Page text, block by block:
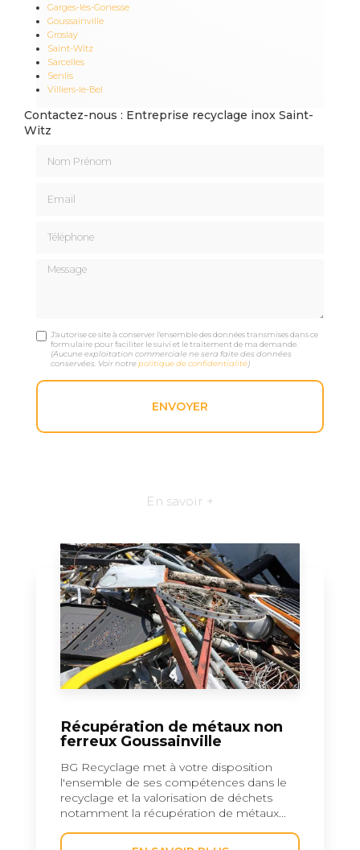
Garges-lès-Gonesse
Goussainville
Groslay
Saint-Witz
Sarcelles
Senlis
Villiers-le-Bel
Contactez-nous : Entreprise recyclage inox Saint-
Witz
Message
J'autorise ce site à conserver l'ensemble des données transmises dans ce
formulaire pour faciliter le suivi et le traitement de ma demande.
(Aucune exploitation commerciale ne sera faite des données
conservées. Voir notrepolitique de confidentialité)
En savoir +
Récupération de métaux non
ferreux Goussainville
BG Recyclage met à votre disposition
l'ensemble de ses compétences dans le
recyclage et la valorisation de déchets
notamment la récupération de métaux...